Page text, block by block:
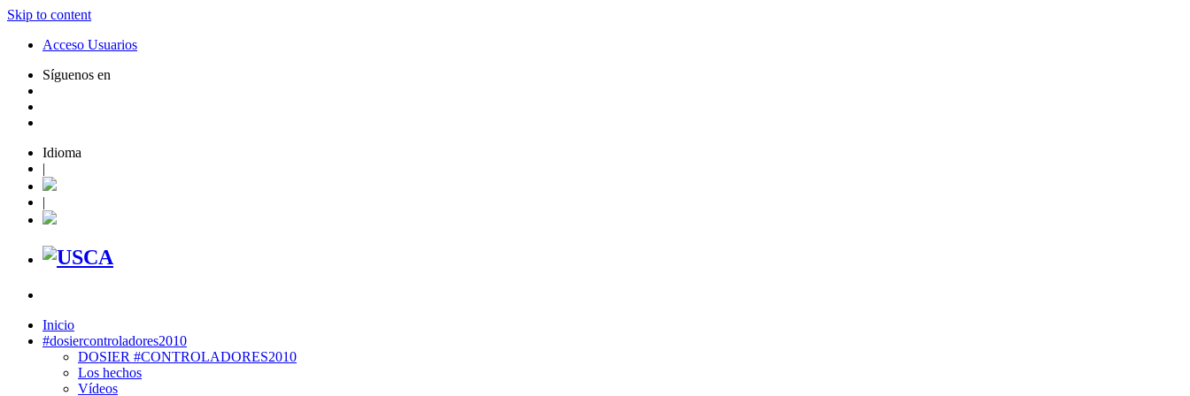
Skip to content
Acceso Usuarios
Síguenos en
Idioma
|
|
Inicio
#dosiercontroladores2010
DOSIER #CONTROLADORES2010
Los hechos
Vídeos